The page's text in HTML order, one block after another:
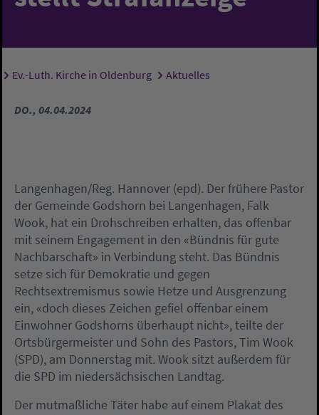
Sie sind hier:
Ev.-Luth. Kirche in Oldenburg Aktuelles
DO., 04.04.2024
Langenhagen/Reg. Hannover (epd). Der frühere Pastor
der Gemeinde Godshorn bei Langenhagen, Falk
Wook, hat ein Drohschreiben erhalten, das offenbar
mit seinem Engagement in den «Bündnis für gute
Nachbarschaft» in Verbindung steht. Das Bündnis
setze sich für Demokratie und gegen
Rechtsextremismus sowie Hetze und Ausgrenzung
ein, «doch dieses Zeichen gefiel offenbar einem
Einwohner Godshorns überhaupt nicht», teilte der
Ortsbürgermeister und Sohn des Pastors, Tim Wook
(SPD), am Donnerstag mit. Wook sitzt außerdem für
die SPD im niedersächsischen Landtag.
Der mutmaßliche Täter habe auf einem Plakat des